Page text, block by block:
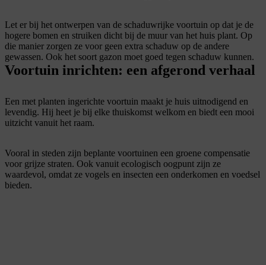
Let er bij het ontwerpen van de schaduwrijke voortuin op dat je de
hogere bomen en struiken dicht bij de muur van het huis plant. Op
die manier zorgen ze voor geen extra schaduw op de andere
gewassen. Ook het soort gazon moet goed tegen schaduw kunnen.
Voortuin inrichten: een afgerond verhaal
Een met planten ingerichte voortuin maakt je huis uitnodigend en
levendig. Hij heet je bij elke thuiskomst welkom en biedt een mooi
uitzicht vanuit het raam.
Vooral in steden zijn beplante voortuinen een groene compensatie
voor grijze straten. Ook vanuit ecologisch oogpunt zijn ze
waardevol, omdat ze vogels en insecten een onderkomen en voedsel
bieden.